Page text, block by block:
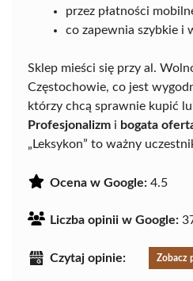
przez płatności
co zapewnia szybkie i
Sklep mieści się przy al.
Częstochowie, co jest
którzy chcą sprawnie kupić
Profesjonalizm i bogata
„Leksykon” to ważny
Ocena w Google: 4.5
Liczba opinii w Google:
Czytaj opinie: Zobacz